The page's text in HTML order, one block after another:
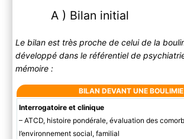
A ) Bilan initial
Le bilan est très proche de celui de la
développé dans le référentiel de
mémoire :
BILAN DEVANT UNE BOULIMIE
Interrogatoire et clinique
– ATCD, histoire pondérale, évaluation des
l’environnement social, familial